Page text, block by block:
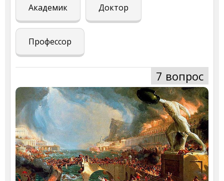
Академик Доктор
Профессор
7 вопрос